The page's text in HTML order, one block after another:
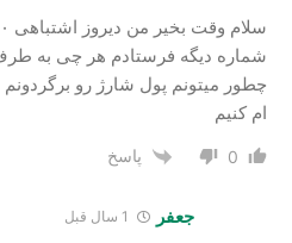
شماره دیگه فرستادم هر چی به
چطور میتونم پول شارژ رو
ام کنیم
0 پاسخ
جعفر